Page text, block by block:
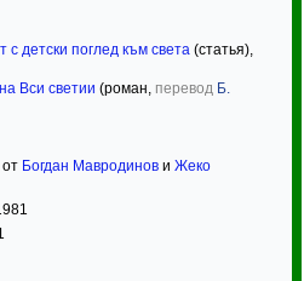
с детски поглед към света (статья),
Вси светии (роман, перевод Б.
Богдан Мавродинови Жеко